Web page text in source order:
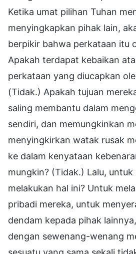
Ketika umat pilihan Tuhan
menyingkapkan pihak lain,
berpikir bahwa perkataan itu
Apakah terdapat kebaikan
perkataan yang diucapkan
(Tidak.) Apakah tujuan
saling membantu dalam
sendiri, dan memungkinkan
menyingkirkan watak rusak
ke dalam kenyataan
mungkin? (Tidak.) Lalu, untuk
melakukan hal ini? Untuk
pribadi mereka, untuk
dendam kepada pihak
dengan sewenang-wenang